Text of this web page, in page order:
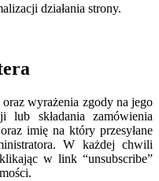
działania strony.
wyrażenia zgody na jego
lub składania zamówienia
imię na który przesyłane
W każdej chwili
w link “unsubscribe”